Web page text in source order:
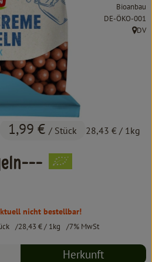
1,99 € / Stück 28,43 € / 1kg
Bioanbau
, Kontrollstelle:
DE-ÖKO-001
,DV
nicht bestellbar!
28,43 €/ 1kg 7% MwSt
Herkunft